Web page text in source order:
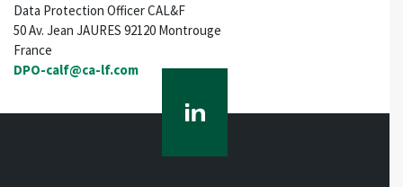
Data Protection Officer CAL&F
50 Av. Jean JAURES 92120 Montrouge
France
DPO-calf@ca-lf.com